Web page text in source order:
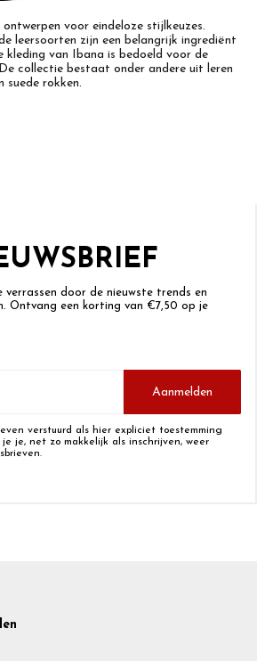
voor eindeloze stijlkeuzes.
leersoorten zijn een belangrijk ingrediënt
kleding van Ibana is bedoeld voor de
collectie bestaat onder andere uit leren
suede rokken.
verrassen door de nieuwste trends en
Ontvang een korting van €7,50 op je
Aanmelden
verstuurd als hier expliciet toestemming
je, net zo makkelijk als inschrijven, weer